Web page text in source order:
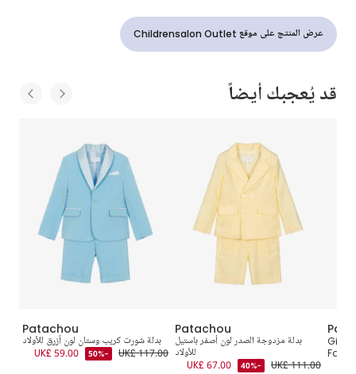
عرض المنتج على موقع Childrensalon Outlet
قد يُعجبك أيضاً
Patachou
بدلة شورت كريب وستان لون أزرق للأولاد
UK£ 117.00
-50%
UK£ 59.00
Patachou
بدلة مزدوجة الصدر لون أصفر باستيل
للأولاد
UK£ 111.00
-40%
UK£ 67.00
Girls
Faux